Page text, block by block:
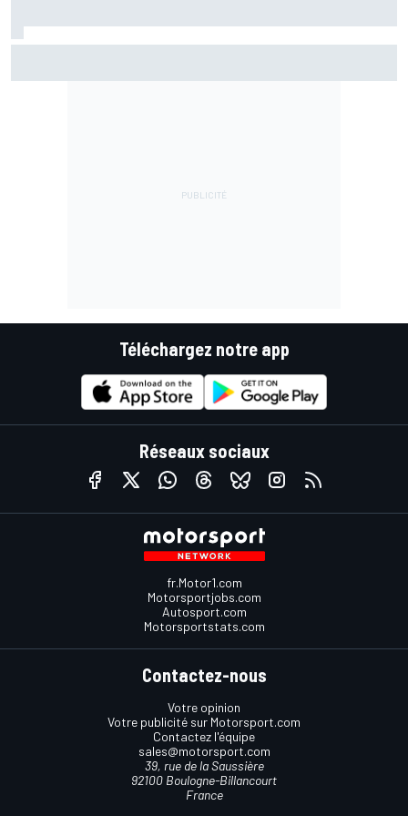
Téléchargez notre app
Réseaux sociaux
fr.Motor1.com
Motorsportjobs.com
Autosport.com
Motorsportstats.com
Contactez-nous
Votre opinion
Votre publicité sur Motorsport.com
Contactez l'équipe
sales@motorsport.com
39, rue de la Saussière
92100 Boulogne-Billancourt
France